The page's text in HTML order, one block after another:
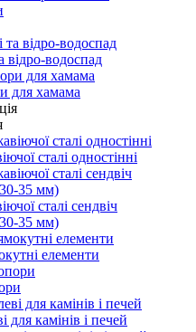
відро-водоспад
для хамама
сталі одностінні
сталі сендвіч
30-35 мм)
елементи
для камінів і печей